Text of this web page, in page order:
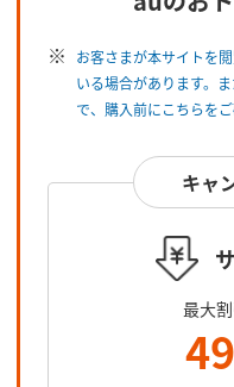
お客さまが本サイトを
いる場合があります。
で、購入前にこちらをご
キャ
最大